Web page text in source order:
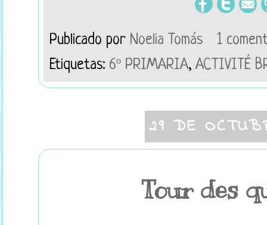
Publicado por Noelia Tomás
1
Etiquetas: 6º PRIMARIA, ACTIVITÉ
29 DE
Tour des